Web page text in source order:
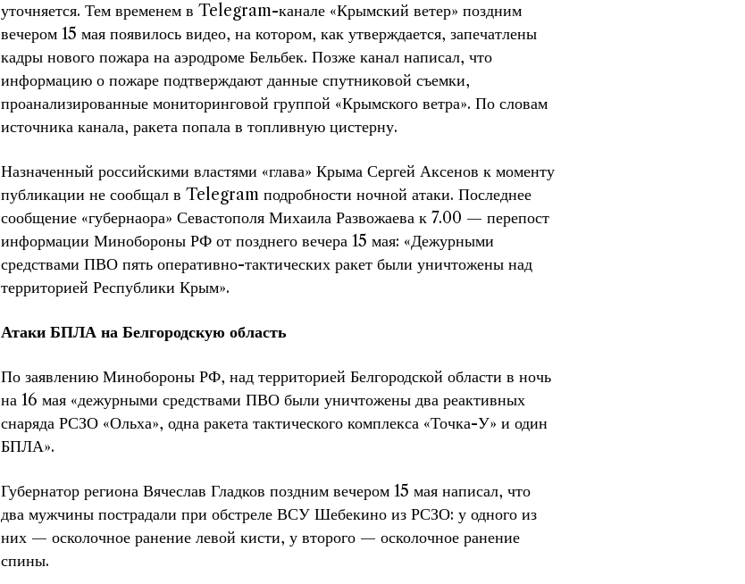
уточняется. Тем временем в Telegram-канале «Крымский ветер» поздним
вечером 15 мая появилось видео, на котором, как утверждается, запечатлены
кадры нового пожара на аэродроме Бельбек. Позже канал написал, что
информацию о пожаре подтверждают данные спутниковой съемки,
проанализированные мониторинговой группой «Крымского ветра». По словам
источника канала, ракета попала в топливную цистерну.
Назначенный российскими властями «глава» Крыма Сергей Аксенов к моменту
публикации не сообщал в Telegram подробности ночной атаки. Последнее
сообщение «губернаора» Севастополя Михаила Развожаева к 7.00 — перепост
информации Минобороны РФ от позднего вечера 15 мая: «Дежурными
средствами ПВО пять оперативно-тактических ракет были уничтожены над
территорией Республики Крым».
Атаки БПЛА на Белгородскую область
По заявлению Минобороны РФ, над территорией Белгородской области в ночь
на 16 мая «дежурными средствами ПВО были уничтожены два реактивных
снаряда РСЗО «Ольха», одна ракета тактического комплекса «Точка-У» и один
БПЛА».
Губернатор региона Вячеслав Гладков поздним вечером 15 мая написал, что
два мужчины пострадали при обстреле ВСУ Шебекино из РСЗО: у одного из
них — осколочное ранение левой кисти, у второго — осколочное ранение
спины.